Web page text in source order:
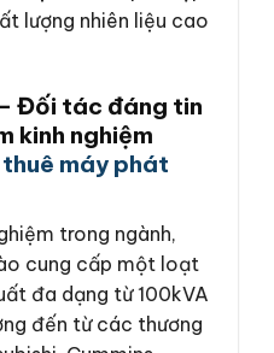
lượng nhiên liệu cao
Đối tác đáng tin
kinh nghiệm
máy phát
trong ngành,
cung cấp một loạt
đa dạng từ 100kVA
đến từ các thương